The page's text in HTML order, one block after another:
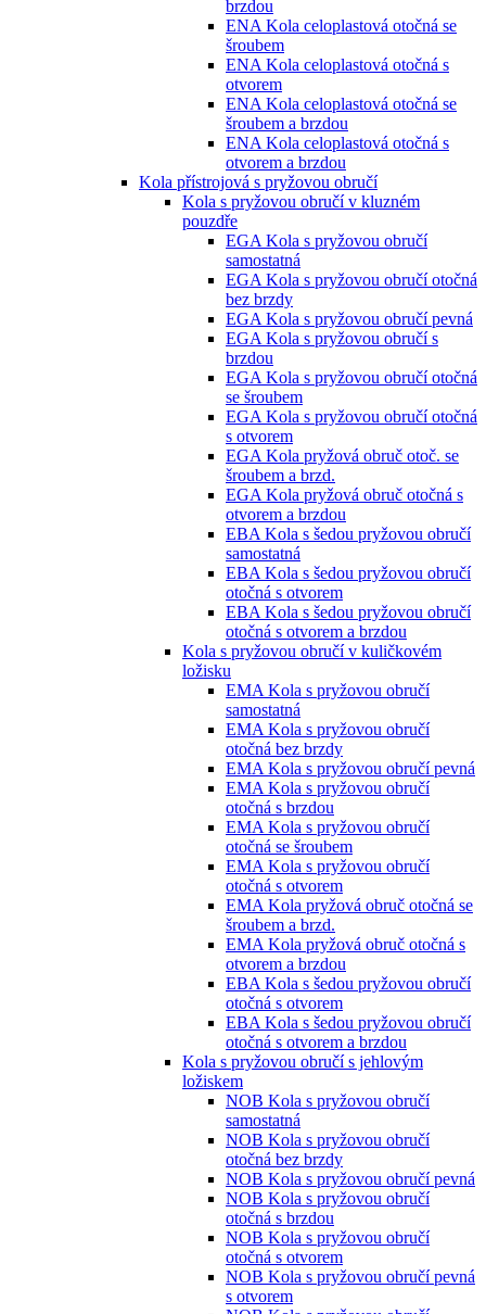
brzdou
ENA Kola celoplastová otočná se
šroubem
ENA Kola celoplastová otočná s
otvorem
ENA Kola celoplastová otočná se
šroubem a brzdou
ENA Kola celoplastová otočná s
otvorem a brzdou
Kola přístrojová s pryžovou obručí
Kola s pryžovou obručí v kluzném
pouzdře
EGA Kola s pryžovou obručí
samostatná
EGA Kola s pryžovou obručí otočná
bez brzdy
EGA Kola s pryžovou obručí pevná
EGA Kola s pryžovou obručí s
brzdou
EGA Kola s pryžovou obručí otočná
se šroubem
EGA Kola s pryžovou obručí otočná
s otvorem
EGA Kola pryžová obruč otoč. se
šroubem a brzd.
EGA Kola pryžová obruč otočná s
otvorem a brzdou
EBA Kola s šedou pryžovou obručí
samostatná
EBA Kola s šedou pryžovou obručí
otočná s otvorem
EBA Kola s šedou pryžovou obručí
otočná s otvorem a brzdou
Kola s pryžovou obručí v kuličkovém
ložisku
EMA Kola s pryžovou obručí
samostatná
EMA Kola s pryžovou obručí
otočná bez brzdy
EMA Kola s pryžovou obručí pevná
EMA Kola s pryžovou obručí
otočná s brzdou
EMA Kola s pryžovou obručí
otočná se šroubem
EMA Kola s pryžovou obručí
otočná s otvorem
EMA Kola pryžová obruč otočná se
šroubem a brzd.
EMA Kola pryžová obruč otočná s
otvorem a brzdou
EBA Kola s šedou pryžovou obručí
otočná s otvorem
EBA Kola s šedou pryžovou obručí
otočná s otvorem a brzdou
Kola s pryžovou obručí s jehlovým
ložiskem
NOB Kola s pryžovou obručí
samostatná
NOB Kola s pryžovou obručí
otočná bez brzdy
NOB Kola s pryžovou obručí pevná
NOB Kola s pryžovou obručí
otočná s brzdou
NOB Kola s pryžovou obručí
otočná s otvorem
NOB Kola s pryžovou obručí pevná
s otvorem